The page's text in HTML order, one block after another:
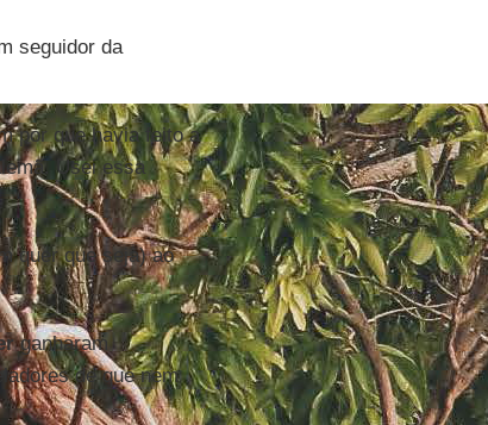
seguidor da
por que havia feito a
Usei essa
quer que seja) ao
ganharam
de que nem